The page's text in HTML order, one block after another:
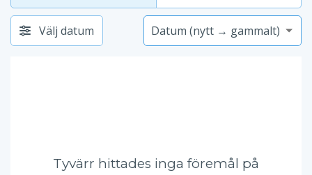
Välj datum
Tyvärr hittades inga föremål på